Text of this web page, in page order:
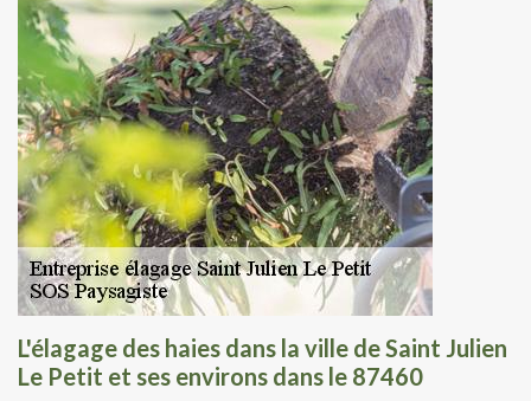
L'élagage des haies dans la ville de Saint Julien
Le Petit et ses environs dans le 87460